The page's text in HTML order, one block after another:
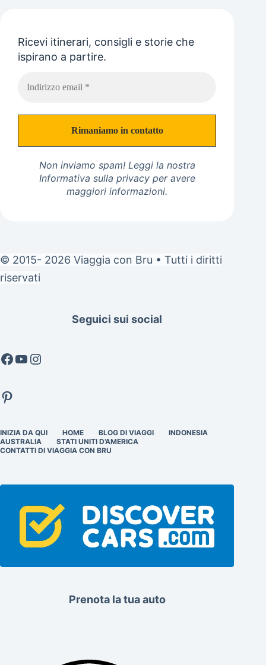
Ricevi itinerari, consigli e storie che
ispirano a partire.
Non inviamo spam! Leggi la nostra
Informativa sulla privacyper avere
maggiori informazioni.
© 2015- 2026 Viaggia con Bru • Tutti i diritti
riservati
Seguici sui social
Facebook
YouTube
Instagram
Pinterest
INIZIA DA QUI HOME BLOG DI VIAGGI
INDONESIA
AUSTRALIA
STATI UNITI D’AMERICA
CONTATTI DI VIAGGIA CON BRU
Prenota la tua auto